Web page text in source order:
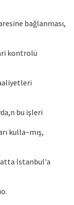
bağlanması,
kontrolü
bu işleri
kulla~mış,
Istanbul'a